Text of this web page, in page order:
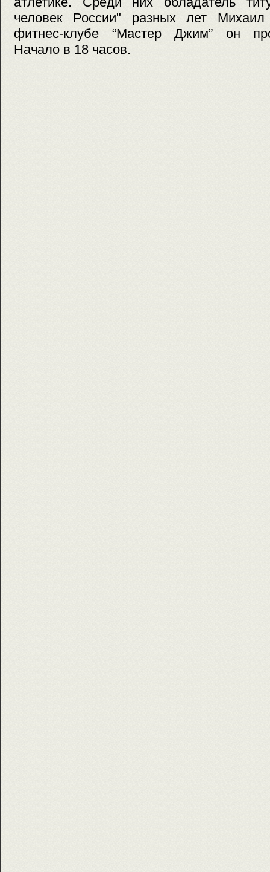
человек России" разных лет
фитнес-клубе “Мастер Джим” он
Начало в 18 часов.